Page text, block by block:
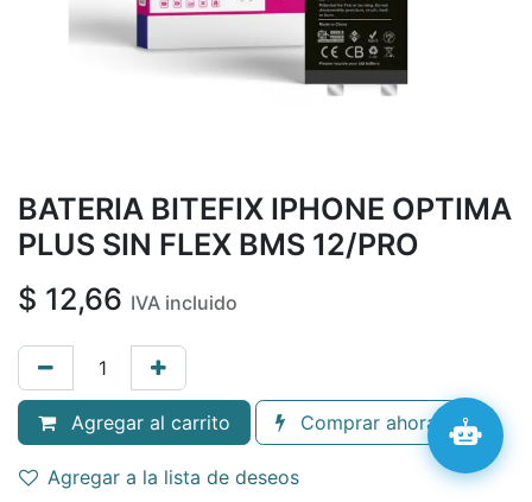
BATERIA BITEFIX IPHONE OPTIMA
PLUS SIN FLEX BMS 12/PRO
$ 12,66 IVA incluido
Agregar al carrito Comprar ahora
Agregar a la lista de deseos